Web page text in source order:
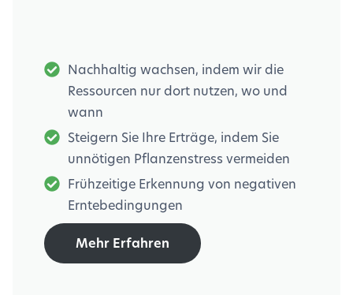
Nachhaltig wachsen, indem wir die
Ressourcen nur dort nutzen, wo und
wann
Steigern Sie Ihre Erträge, indem Sie
unnötigen Pflanzenstress vermeiden
Frühzeitige Erkennung von negativen
Erntebedingungen
Mehr Erfahren